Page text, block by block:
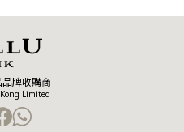
牌收購商
Limited